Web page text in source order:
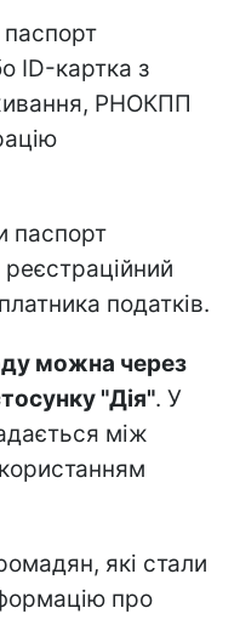
ID-картка з
РНОКПП
паспорт
податків.
можна через
"Дія". У
між
які стали
про